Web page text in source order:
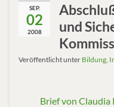
SEP.
02
2008
und
Veröffentlicht unter Bildung
Brief von